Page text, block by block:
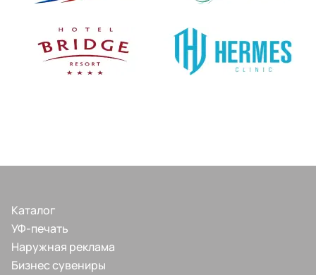
Каталог
УФ-печать
Наружная реклама
Бизнес сувениры